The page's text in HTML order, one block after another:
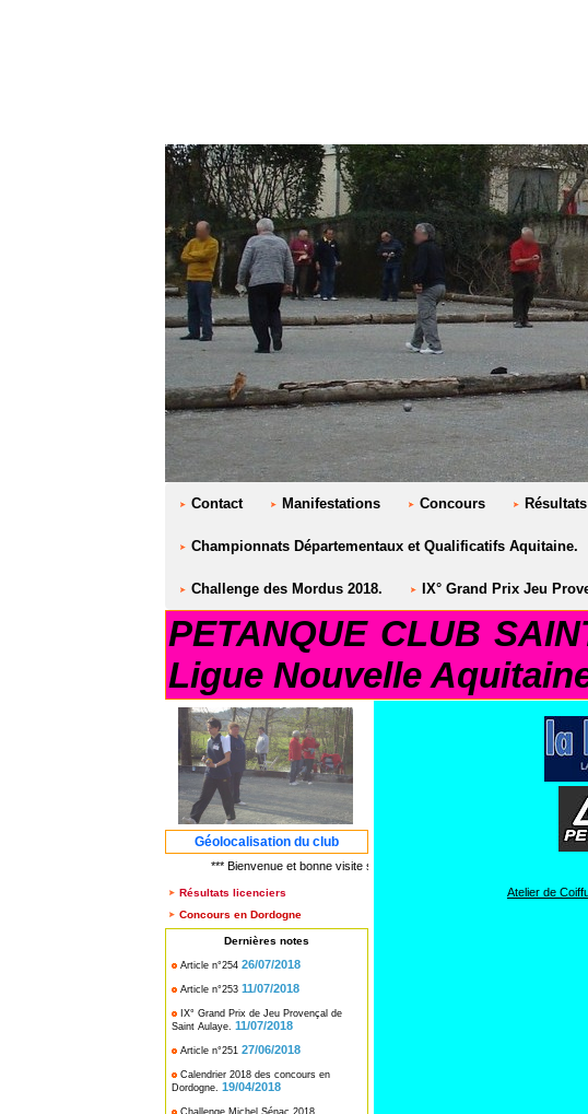
Contact Manifestations Concours Résultats
Championnats Départementaux et Qualificatifs Aquitaine.
Challenge des Mordus 2018. IX° Grand Prix Jeu
PETANQUE CLUB
Ligue Nouvelle
Géolocalisation du club
*** Bienvenue et bonne visite sur le site PETANQUE CLUB SAINT
Résultats licenciers
Concours en Dordogne
Dernières notes
Article n°254 26/07/2018
Article n°253 11/07/2018
IX° Grand Prix de Jeu Provençal de
Saint Aulaye. 11/07/2018
Article n°251 27/06/2018
Calendrier 2018 des concours en
Dordogne. 19/04/2018
Atelier de